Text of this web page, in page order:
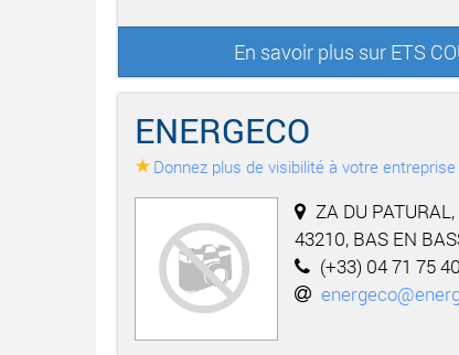
En savoir plus sur ETS
ENERGECO
Donnez plus de visibilité à votre
ZA DU PATURAL,
43210, BAS EN
(+33) 04 71 75